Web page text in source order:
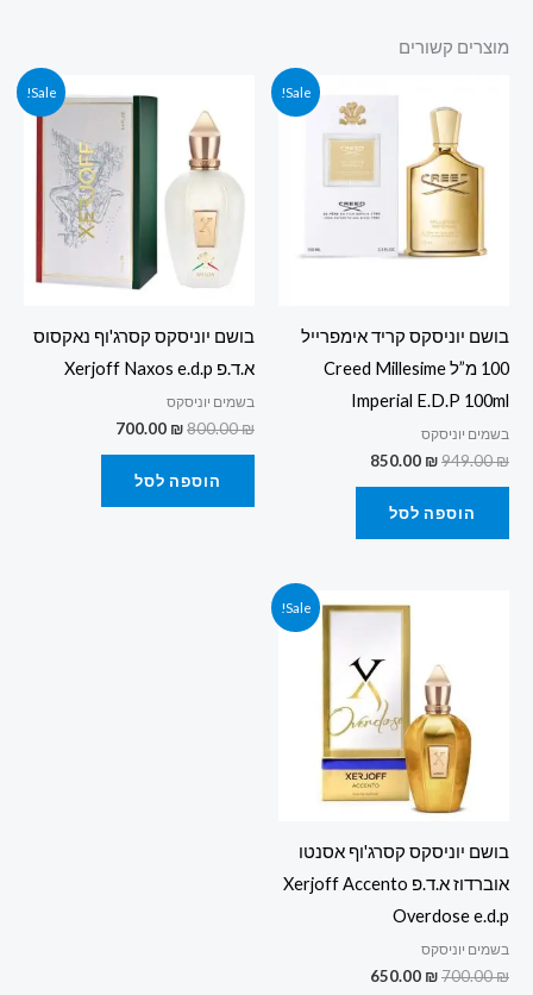
מוצרים קשורים
Sale!
בושם יוניסקס קריד אימפרייל
100 מ”ל Creed Millesime
Imperial E.D.P 100ml
בשמים יוניסקס
949.00₪
המקורי
היה:
949.00 ₪.
850.00 ₪
הנוכחי
הוא:
850.00 ₪.
הוספה לסל
Sale!
בושם יוניסקס קסרג'וף נאקסוס
א.ד.פ Xerjoff Naxos e.d.p
בשמים יוניסקס
800.00₪
המקורי
700.00 ₪
הנוכחי
700.00 ₪.
הוספה לסל
Sale!
בושם יוניסקס קסרג'וף אסנטו
אוברדוז א.ד.פ Xerjoff Accento
Overdose e.d.p
בשמים יוניסקס
700.00₪
המקורי
650.00 ₪
הנוכחי
650.00 ₪.